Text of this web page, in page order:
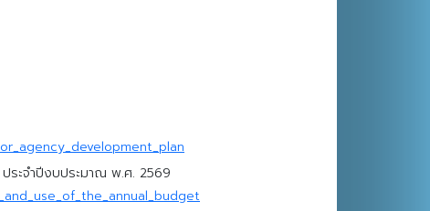
ประจำปีงบประมาณ พ.ศ. 2569